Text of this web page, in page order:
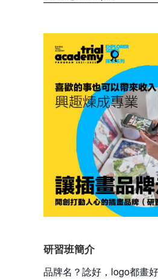
研習班簡介
品牌名？諗好，logo都畫好